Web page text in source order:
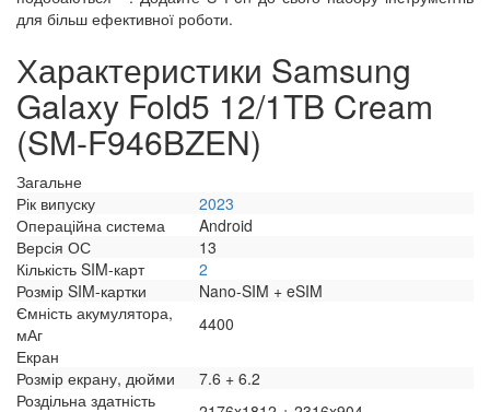
для більш ефективної роботи.
Характеристики Samsung
Galaxy Fold5 12/1TB Cream
(SM-F946BZEN)
Загальне
Рік випуску
2023
Операційна система
Android
Версія ОС
13
Кількість SIM-карт
2
Розмір SIM-картки
Nano-SIM + eSIM
Ємність акумулятора,
мАг
4400
Екран
Розмір екрану, дюйми
7.6 + 6.2
Роздільна здатність